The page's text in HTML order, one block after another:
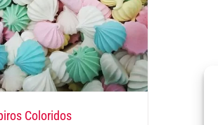
Coloridos